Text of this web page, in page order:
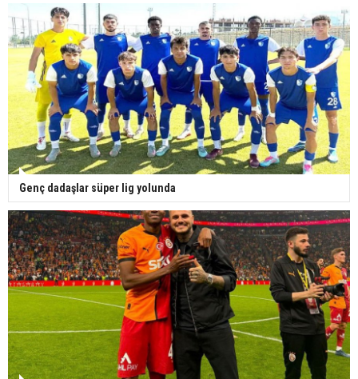
Genç dadaşlar süper lig yolunda